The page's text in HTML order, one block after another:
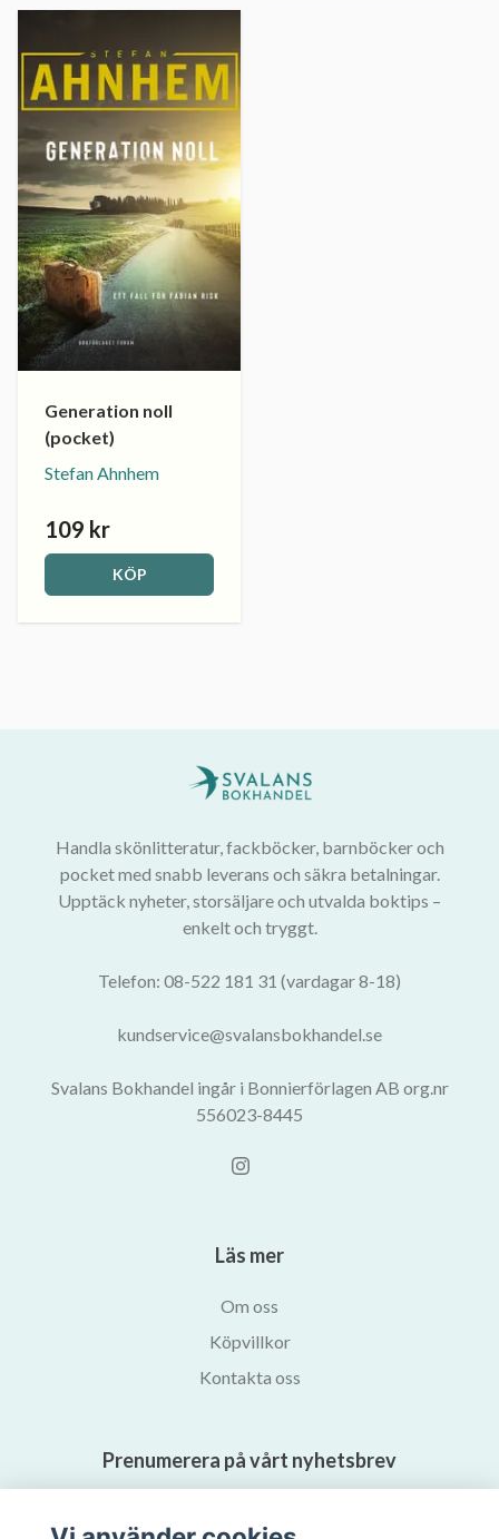
Generation noll
(pocket)
Stefan Ahnhem
109 kr
KÖP
Handla skönlitteratur, fackböcker, barnböcker och
pocket med snabb leverans och säkra betalningar.
Upptäck nyheter, storsäljare och utvalda boktips –
enkelt och tryggt.
Telefon: 08-522 181 31 (vardagar 8-18)
kundservice@svalansbokhandel.se
Svalans Bokhandel ingår i Bonnierförlagen AB org.nr
556023-8445
Läs mer
Om oss
Köpvillkor
Kontakta oss
Prenumerera på vårt nyhetsbrev